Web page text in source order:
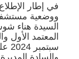
في إطار
ووضعية
السيدة هناء
والسادة